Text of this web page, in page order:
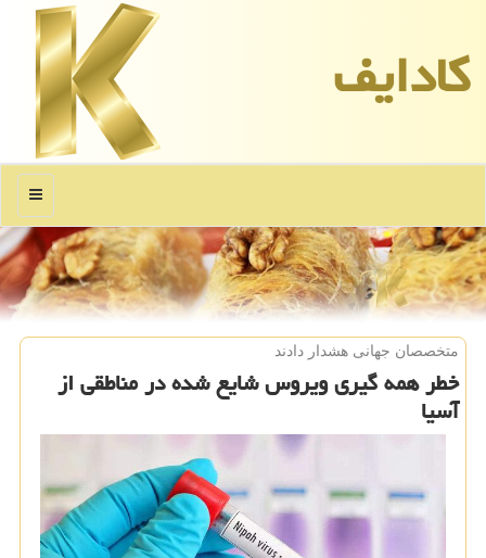
كادایف
منو
متخصصان جهانی هشدار دادند
خطر همه گیری ویروس شایع شده در مناطقی از
آسیا